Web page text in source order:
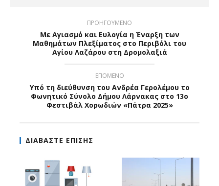
ΠΡΟΗΓΟΥΜΕΝΟ
Με Αγιασμό και Ευλογία η Έναρξη των
Μαθημάτων Πλεξίματος στο Περιβόλι του
Αγίου Λαζάρου στη Δρομολαξιά
ΕΠΟΜΕΝΟ
Υπό τη διεύθυνση του Ανδρέα Γερολέμου το
Φωνητικό Σύνολο Δήμου Λάρνακας στο 13ο
Φεστιβάλ Χορωδιών «Πάτρα 2025»
ΔΙΑΒΑΣΤΕ ΕΠΙΣΗΣ